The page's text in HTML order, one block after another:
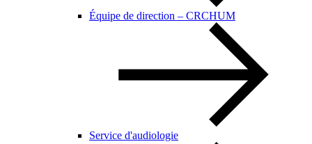
Équipe de direction – CRCHUM
Service d'audiologie